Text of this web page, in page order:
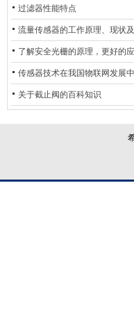
过滤器性能特点
流量传感器的工作原理、现状及
其发展前景
了解安全光栅的原理，更好的应
用安全光栅
传感器技术在我国物联网发展中
的地位*
关于截止阀的百科知识